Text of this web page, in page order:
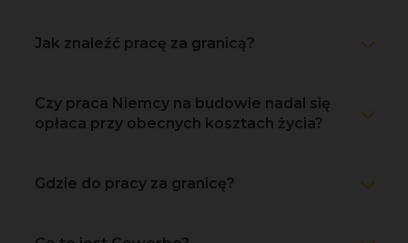
Jak znaleźć pracę za granicą?
Czy praca Niemcy na budowie nadal się
opłaca przy obecnych kosztach życia?
Gdzie do pracy za granicę?